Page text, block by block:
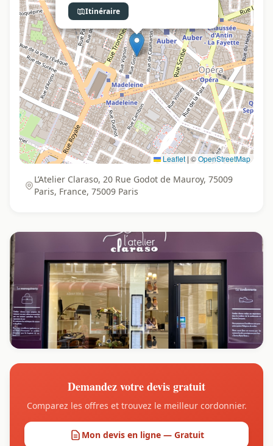
Itinéraire
Leaflet | ©OpenStreetMap
L’Atelier Claraso, 20 Rue Godot de Mauroy, 75009
Paris, France, 75009 Paris
Demandez votre devis gratuit
Comparez les offres et trouvez le meilleur cordonnier.
Mon devis en ligne — Gratuit